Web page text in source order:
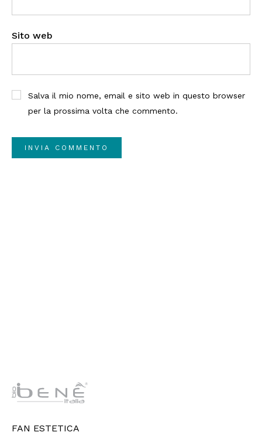
Sito web
Salva il mio nome, email e sito web in questo browser
per la prossima volta che commento.
FAN ESTETICA